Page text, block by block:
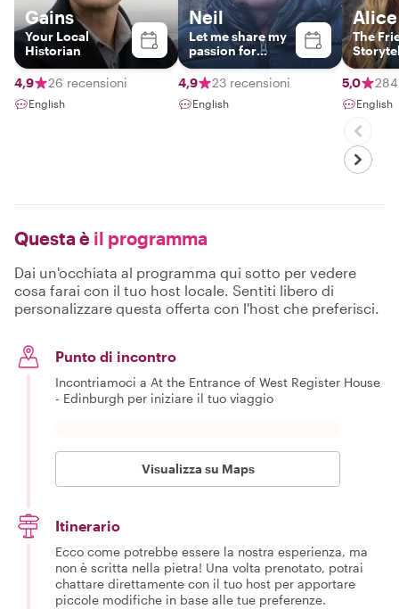
Gains
Your Local
Historian
4,9 26 recensioni
English
Neil
Let me share my
passion for
Edinburgh with
you!
4,9 23 recensioni
English
Alice
The
5,0
English
Questa è il programma
Dai un'occhiata al programma qui sotto per vedere
cosa farai con il tuo host locale. Sentiti libero di
personalizzare questa offerta con l'host che preferisci.
Punto di incontro
Incontriamoci a At the Entrance of West Register House
- Edinburgh per iniziare il tuo viaggio
Visualizza su Maps
Itinerario
Ecco come potrebbe essere la nostra esperienza, ma
non è scritta nella pietra! Una volta prenotato, potrai
chattare direttamente con il tuo host per apportare
piccole modifiche in base alle tue preferenze.